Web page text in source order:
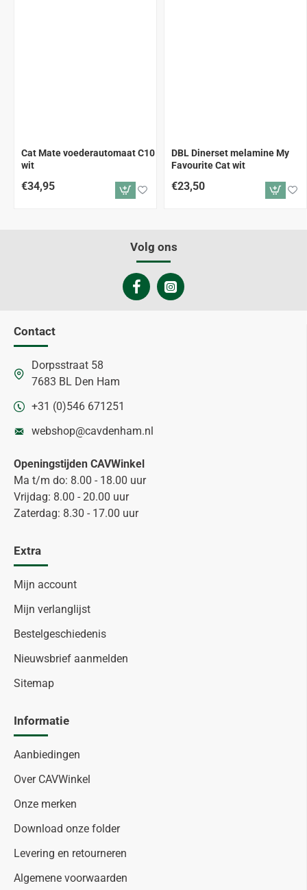
Cat Mate voederautomaat C10
wit
€34,95
DBL Dinerset melamine My
Favourite Cat wit
€23,50
Volg ons
Contact
Dorpsstraat 58
7683 BL Den Ham
+31 (0)546 671251
webshop@cavdenham.nl
Openingstijden CAVWinkel
Ma t/m do: 8.00 - 18.00 uur
Vrijdag: 8.00 - 20.00 uur
Zaterdag: 8.30 - 17.00 uur
Extra
Mijn account
Mijn verlanglijst
Bestelgeschiedenis
Nieuwsbrief aanmelden
Sitemap
Informatie
Aanbiedingen
Over CAVWinkel
Onze merken
Download onze folder
Levering en retourneren
Algemene voorwaarden